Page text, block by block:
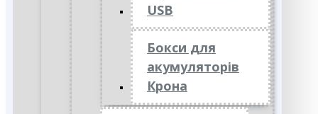
USB
Бокси для
акумуляторів
Крона